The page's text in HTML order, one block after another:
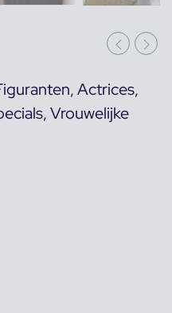
,Actrices,
,Vrouwelijke